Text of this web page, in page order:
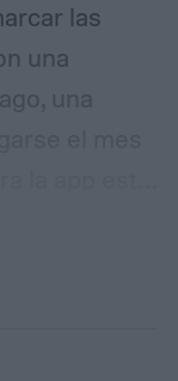
las
una
una
vez
idea es